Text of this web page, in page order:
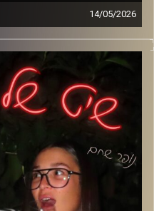
14/05/2026
אחרי שדיברנו על ידידים
זוגיות.
פרק על כל מה שלא תמיד
משפחות, ידידות, לחץ
זוגיות בגיל שלנו.
למה כולן מרגישות
יודעים מה נכון לנו ולמה
מושלם, כשהמציאות לגמרי
קרדיט תמונות: נופר שחם